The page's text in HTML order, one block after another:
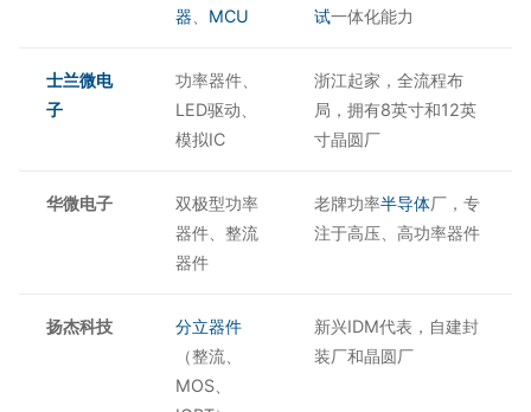
器 MCU 试一体化能力
士兰微电
子
功率器件、
LED驱动、
模拟IC
浙江起家，全流程布
局，拥有8英寸和12英
寸晶圆厂
华微电子
双极型功率
器件、整流
器件
老牌功率半导体厂，专
注于高压、高功率器件
扬杰科技
分立器件
（整流、
MOS、
新兴IDM代表，自建封
装厂和晶圆厂